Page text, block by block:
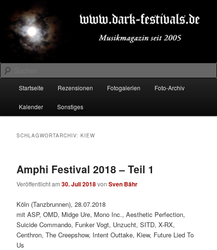
primären
Inhalt
springen
sekundären
Inhalt
springenDARK-FESTIVALS.DE
Suchen
Startseite Rezensionen Fotogalerien Foto-Archiv
Kalender Sonstiges
SCHLAGWORTARCHIV:KIEW
Amphi Festival 2018 – Teil 1
Veröffentlicht am30. Juli 2018vonSven Bähr
Köln (Tanzbrunnen), 28.07.2018
mit ASP, OMD, Midge Ure, Mono Inc., Aesthetic Perfection,
Suicide Commando, Funker Vogt, Unzucht, SITD, X-RX,
Centhron, The Creepshow, Intent Outtake, Kiew, Future Lied To
Us